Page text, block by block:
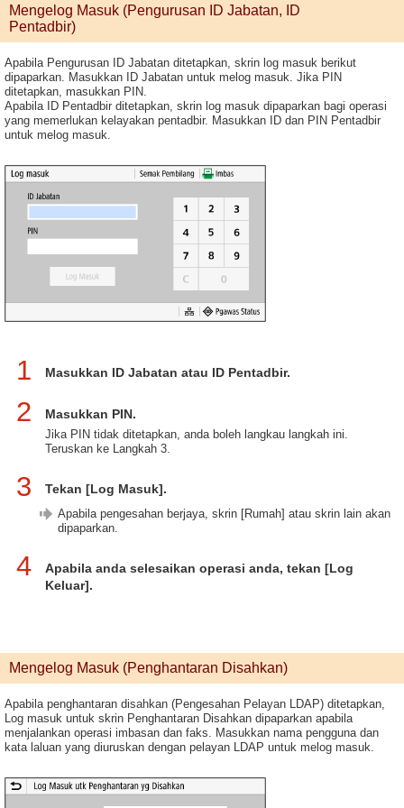
Mengelog Masuk (Pengurusan ID Jabatan, ID
Pentadbir)
Apabila Pengurusan ID Jabatan ditetapkan, skrin log masuk berikut
dipaparkan. Masukkan ID Jabatan untuk melog masuk. Jika PIN
ditetapkan, masukkan PIN.
Apabila ID Pentadbir ditetapkan, skrin log masuk dipaparkan bagi operasi
yang memerlukan kelayakan pentadbir. Masukkan ID dan PIN Pentadbir
untuk melog masuk.
1 Masukkan ID Jabatan atau ID Pentadbir.
2 Masukkan PIN.
Jika PIN tidak ditetapkan, anda boleh langkau langkah ini.
Teruskan ke Langkah 3.
3 Tekan [Log Masuk].
Apabila pengesahan berjaya, skrin [Rumah] atau skrin lain akan
dipaparkan.
4
Apabila anda selesaikan operasi anda, tekan [Log
Keluar].
Mengelog Masuk (Penghantaran Disahkan)
Apabila penghantaran disahkan (Pengesahan Pelayan LDAP) ditetapkan,
Log masuk untuk skrin Penghantaran Disahkan dipaparkan apabila
menjalankan operasi imbasan dan faks. Masukkan nama pengguna dan
kata laluan yang diuruskan dengan pelayan LDAP untuk melog masuk.